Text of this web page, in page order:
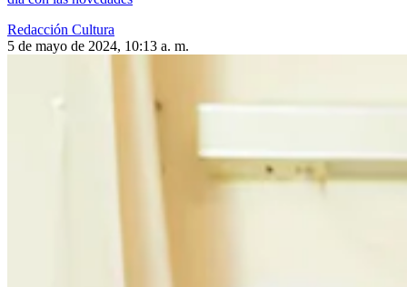
Redacción Cultura
5 de mayo de 2024, 10:13 a. m.